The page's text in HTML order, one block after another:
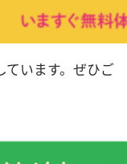
ています。ぜひご